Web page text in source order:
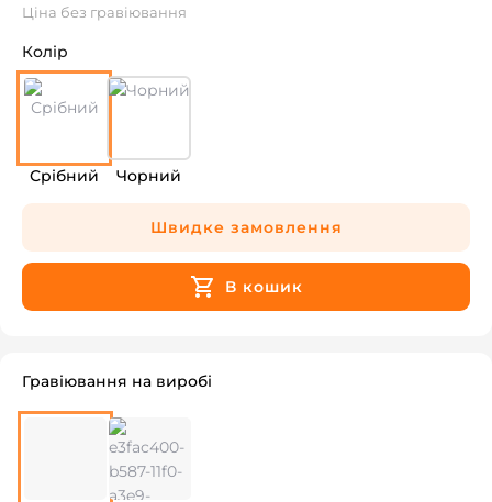
Ціна без гравіювання
Колір
Срібний Чорний
Швидке замовлення
В кошик
Гравіювання на виробі